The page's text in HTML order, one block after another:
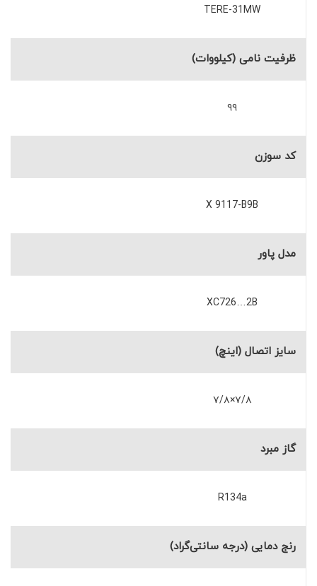
TERE-31MW
ظرفیت نامی (کیلووات)
۹۹
کد سوزن
X 9117-B9B
مدل پاور
XC726…2B
سایز اتصال (اینچ)
۷/۸×۷/۸
گاز مبرد
R134a
رنج دمایی (درجه سانتی‌گراد)